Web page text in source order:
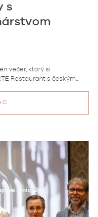
s
večer, ktorý si
Restaurant s českým…